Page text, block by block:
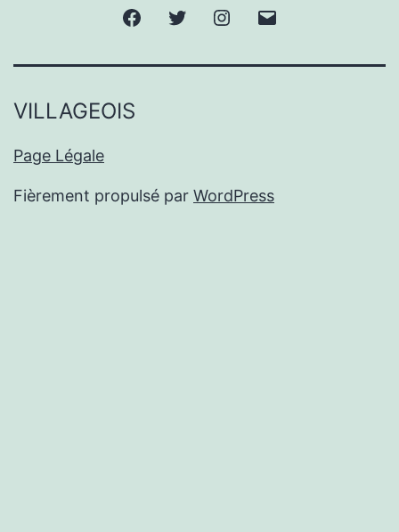
FacebookTwitter Instagram
VILLAGEOIS
Page Légale
Fièrement propulsé par WordPress